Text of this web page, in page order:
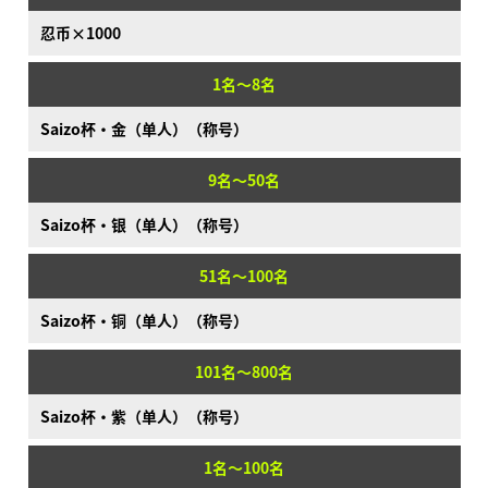
忍币×1000
1名～8名
Saizo杯·金（单人）（称号）
9名～50名
Saizo杯·银（单人）（称号）
51名～100名
Saizo杯·铜（单人）（称号）
101名～800名
Saizo杯·紫（单人）（称号）
1名～100名